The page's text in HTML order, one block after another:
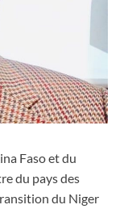
Faso et du
du pays des
du Niger